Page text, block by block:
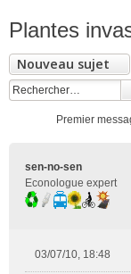
Plantes
Nouveau sujet
Premier
sen-no-sen
Econologue expert
03/07/10, 18:48